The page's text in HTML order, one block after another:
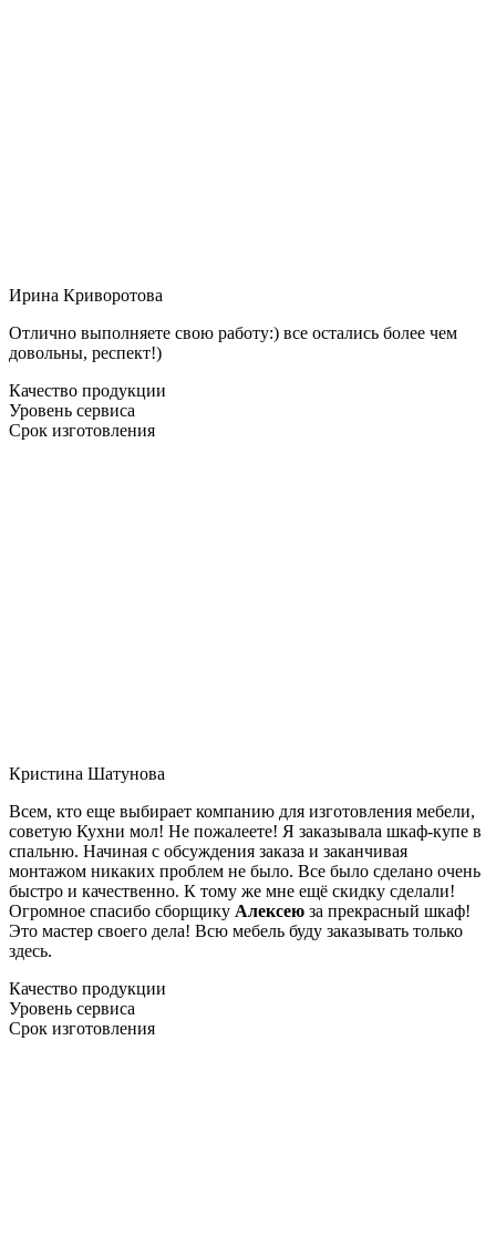
Ирина Криворотова
Отлично выполняете свою работу:) все остались более чем
довольны, респект!)
Качество продукции
Уровень сервиса
Срок изготовления
Кристина Шатунова
Всем, кто еще выбирает компанию для изготовления мебели,
советую Кухни мол! Не пожалеете! Я заказывала шкаф-купе в
спальню. Начиная с обсуждения заказа и заканчивая
монтажом никаких проблем не было. Все было сделано очень
быстро и качественно. К тому же мне ещё скидку сделали!
Огромное спасибо сборщику Алексею за прекрасный шкаф!
Это мастер своего дела! Всю мебель буду заказывать только
здесь.
Качество продукции
Уровень сервиса
Срок изготовления